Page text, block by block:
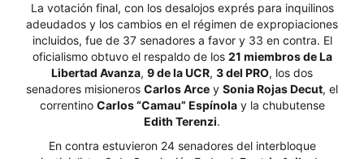
La votación final, con los desalojos exprés para inquilinos
adeudados y los cambios en el régimen de expropiaciones
incluidos, fue de 37 senadores a favor y 33 en contra. El
oficialismo obtuvo el respaldo de los 21 miembros de La
Libertad Avanza, 9 de la UCR, 3 del PRO, los dos
senadores misioneros Carlos Arce y Sonia Rojas Decut, el
correntino Carlos “Camau” Espínolay la chubutense
Edith Terenzi.
En contra estuvieron 24 senadores del interbloque